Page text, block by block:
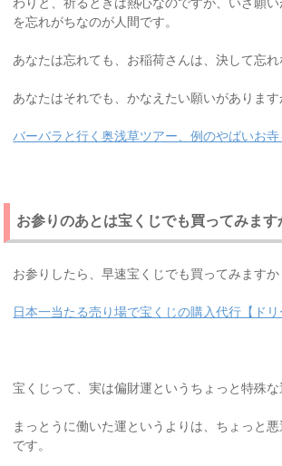
わりと、祈るときは熱心なのですが、いざ願
を忘れがちなのが人間です。
あなたは忘れても、お稲荷さんは、決して忘れ
あなたはそれでも、かなえたい願いがあります
バーバラと行く奥浅草ツアー、例のやばいお寺
お参りのあとは宝くじでも買ってみます
お参りしたら、早速宝くじでも買ってみますか
日本一当たる売り場で宝くじの購入代行【ドリ
宝くじって、実は偏財運というちょっと特殊な
まっとうに働いた運というよりは、ちょっと
です。